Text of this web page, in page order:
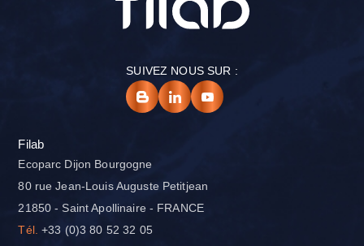
SUIVEZ NOUS SUR :
Filab
Ecoparc Dijon Bourgogne
80 rue Jean-Louis Auguste Petitjean
21850 - Saint Apollinaire - FRANCE
Tél. +33 (0)3 80 52 32 05